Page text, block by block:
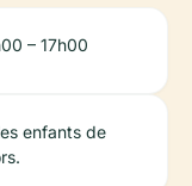
– 17h00
enfants de